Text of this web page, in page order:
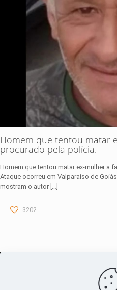
Homem que tentou matar
procurado pela polícia.
Homem que tentou matar ex-mulher a
Ataque ocorreu em Valparaíso de
mostram o autor […]
3202
canal de